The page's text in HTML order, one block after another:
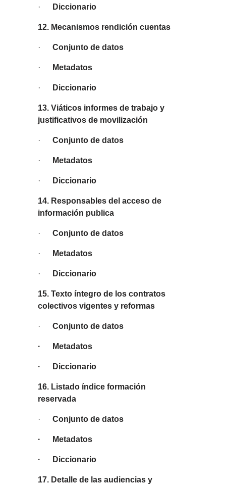
· Diccionario
12. Mecanismos rendición cuentas
· Conjunto de datos
· Metadatos
· Diccionario
13. Viáticos informes de trabajo y
justificativos de movilización
· Conjunto de datos
· Metadatos
· Diccionario
14. Responsables del acceso de
información publica
· Conjunto de datos
· Metadatos
· Diccionario
15. Texto íntegro de los contratos
colectivos vigentes y reformas
· Conjunto de datos
· Metadatos
· Diccionario
16. Listado índice formación
reservada
· Conjunto de datos
· Metadatos
· Diccionario
17. Detalle de las audiencias y